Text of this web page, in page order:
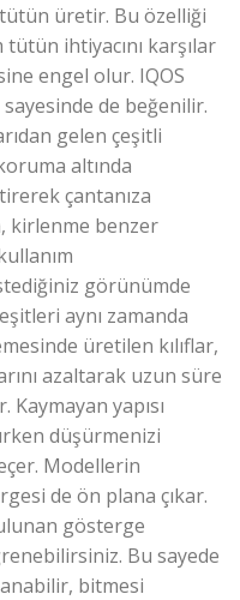
üretir. Bu özelliği
ihtiyacını karşılar
engel olur. IQOS
de beğenilir.
gelen çeşitli
altında
çantanıza
kirlenme benzer
görünümde
aynı zamanda
üretilen kılıflar,
azaltarak uzun süre
Kaymayan yapısı
düşürmenizi
Modellerin
de ön plana çıkar.
gösterge
Bu sayede
bitmesi